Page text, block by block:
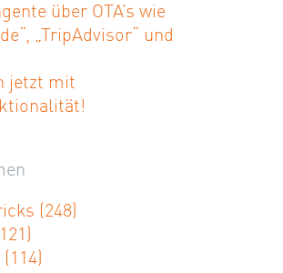
über OTA’s wie
„TripAdvisor“ und
jetzt mit
(248)
(114)